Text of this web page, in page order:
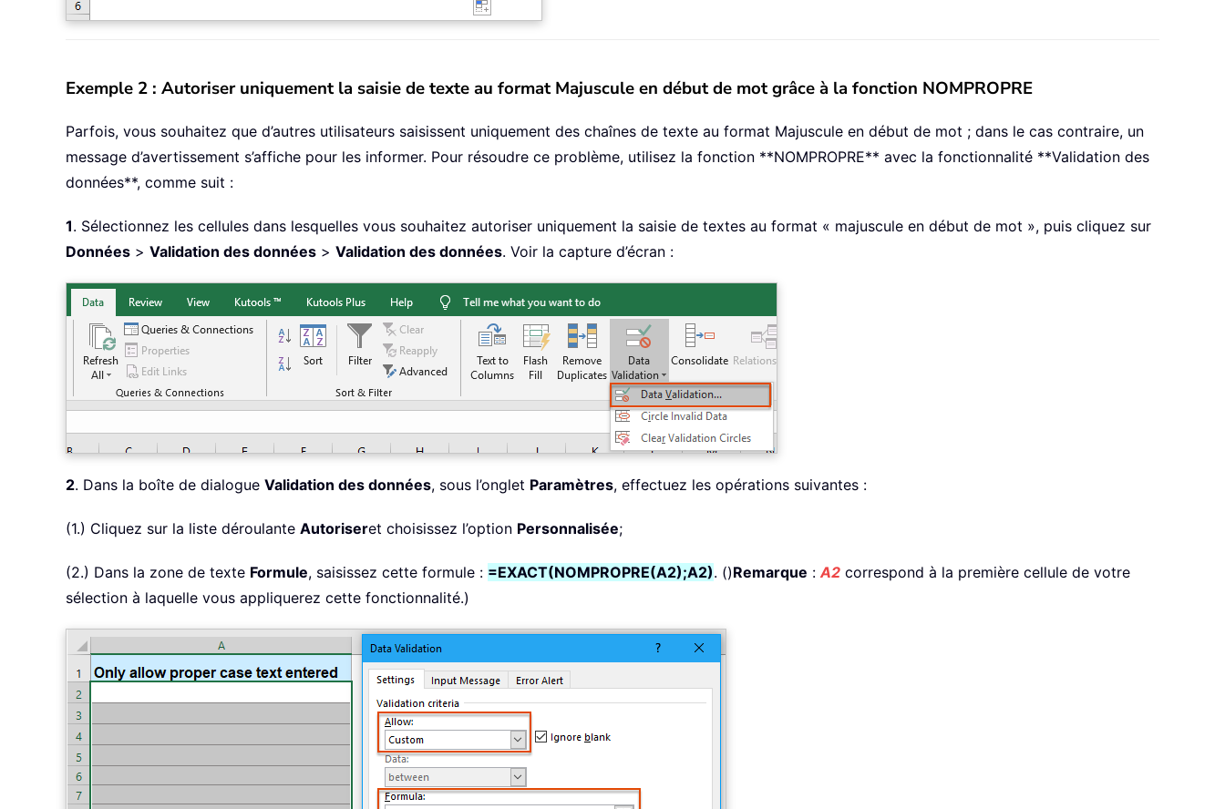
Exemple 2 : Autoriser uniquement la saisie de texte au format Majuscule en début de mot grâce à la fonction NOMPROPRE
Parfois, vous souhaitez que d’autres utilisateurs saisissent uniquement des chaînes de texte au format Majuscule en début de mot ; dans le cas contraire, un
message d’avertissement s’affiche pour les informer. Pour résoudre ce problème, utilisez la fonction **NOMPROPRE** avec la fonctionnalité **Validation des
données**, comme suit :
1. Sélectionnez les cellules dans lesquelles vous souhaitez autoriser uniquement la saisie de textes au format « majuscule en début de mot », puis cliquez sur
Données > Validation des données > Validation des données. Voir la capture d’écran :
2. Dans la boîte de dialogue Validation des données, sous l’onglet Paramètres, effectuez les opérations suivantes :
(1.) Cliquez sur la liste déroulante Autoriseret choisissez l’option Personnalisée;
(2.) Dans la zone de texte Formule, saisissez cette formule : =EXACT(NOMPROPRE(A2);A2). ()Remarque : A2 correspond à la première cellule de votre
sélection à laquelle vous appliquerez cette fonctionnalité.)